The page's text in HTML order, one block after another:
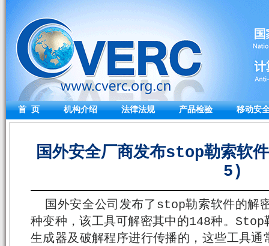
首 页 机构介绍 法律法规 产品检验 移动安
国外安全厂商发布stop勒索软
5)
国外安全公司发布了stop勒索软件的解
种变种，该工具可解密其中的148种。Stop
生成器及破解程序进行传播的，这些工具